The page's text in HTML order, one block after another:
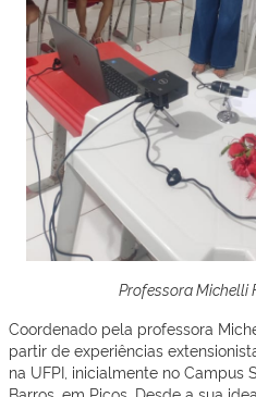
Professora Michelli
Coordenado pela professora
partir de experiências
na UFPI, inicialmente no Campus